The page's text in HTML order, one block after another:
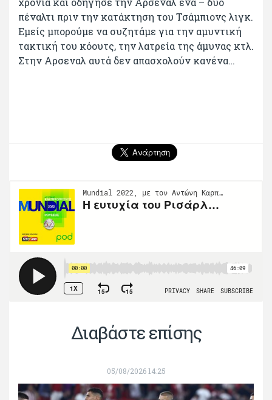
πέναλτι πριν την κατάκτηση του Τσάμπιονς λιγκ.
Εμείς μπορούμε να συζητάμε για την αμυντική
τακτική του κόουτς, την λατρεία της άμυνας κτλ.
Στην Αρσεναλ αυτά δεν απασχολούν κανένα…
Διαβάστε επίσης
05/08/2026 14:25